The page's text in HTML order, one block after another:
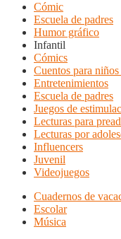
Cómic
Escuela de padres
Humor gráfico
Infantil
Cómics
Cuentos para
Entretenimientos
Escuela de padres
Juegos de
Lecturas para
Lecturas por
Influencers
Juvenil
Videojuegos
Cuadernos de
Escolar
Música